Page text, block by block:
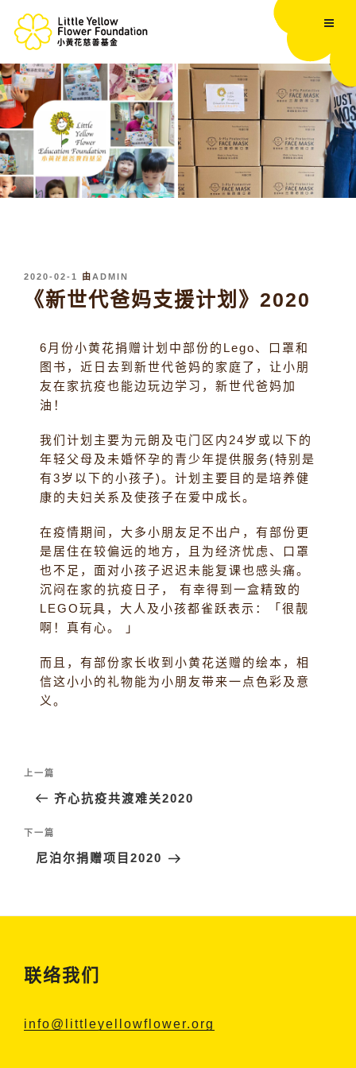
容
发
2020-02-1 由ADMIN
《新世代爸妈支援计划》2020
6月份小黄花捐赠计划中部份的Lego、口罩和
图书，近日去到新世代爸妈的家庭了，让小朋
友在家抗疫也能边玩边学习，新世代爸妈加
油！
我们计划主要为元朗及屯门区内24岁或以下的
年轻父母及未婚怀孕的青少年提供服务(特别是
有3岁以下的小孩子)。计划主要目的是培养健
康的夫妇关系及使孩子在爱中成长。
在疫情期间，大多小朋友足不出户，有部份更
是居住在较偏远的地方，且为经济忧虑、口罩
也不足，面对小孩子迟迟未能复课也感头痛。
沉闷在家的抗疫日子， 有幸得到一盒精致的
LEGO玩具，大人及小孩都雀跃表示：「很靓
啊！真有心。 」
而且，有部份家长收到小黄花送赠的绘本，相
信这小小的礼物能为小朋友带来一点色彩及意
义。
文
航
上
文
上一篇
齐心抗疫共渡难关2020
下下一篇
尼泊尔捐赠项目2020
联络我们
info@littleyellowflower.org